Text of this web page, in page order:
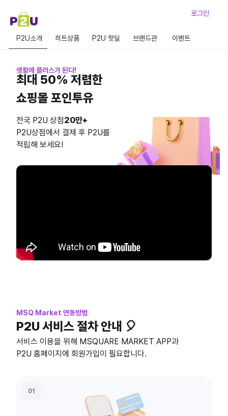
로그인
P2U소개 히트상품 P2U 핫딜 브랜드관 이벤트